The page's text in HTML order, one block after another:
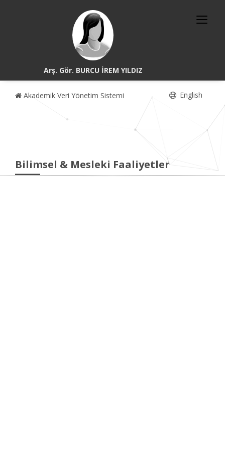
Arş. Gör. BURCU İREM YILDIZ
Akademik Veri Yönetim Sistemi English
Bilimsel & Mesleki Faaliyetler